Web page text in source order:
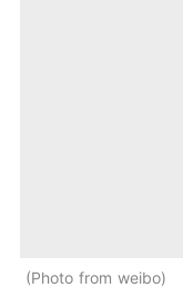
Photo from weibo